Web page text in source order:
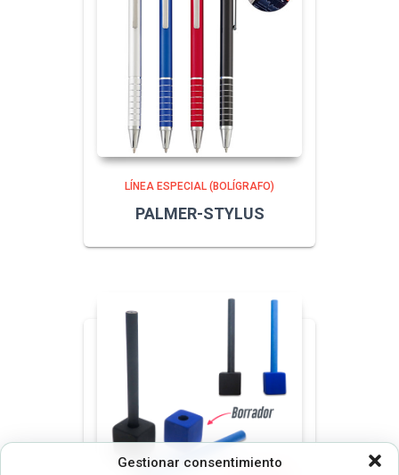
Gestionar consentimiento
LÍNEA ESPECIAL (BOLÍGRAFO)
PALMER-STYLUS